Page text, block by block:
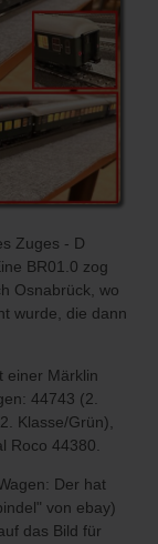
Zuges - D
BR01.0 zog
Osnabrück, wo
wurde, die dann
einer Märklin
44743 (2.
Klasse/Grün),
Roco 44380.
Der hat
von ebay)
das Bild für